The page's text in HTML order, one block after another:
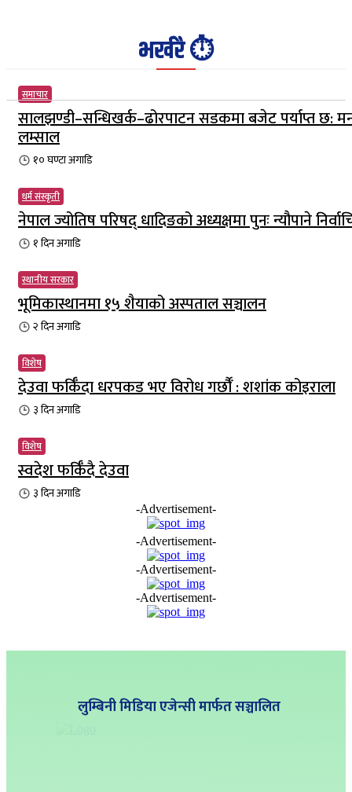
भर्खरै ⏱️
समाचार
सालझण्डी–सन्धिखर्क–ढोरपाटन सडकमा बजेट पर्याप्त छ:
लम्साल
१० घण्टाअगाडि
धर्म संस्कृती
नेपाल ज्योतिष परिषद् धादिङको अध्यक्षमा पुनः न्यौपाने
१ दिनअगाडि
स्थानीय सरकार
भूमिकास्थानमा १५ शैयाको अस्पताल सञ्चालन
२ दिनअगाडि
विशेष
देउवा फर्किँदा धरपकड भए विरोध गर्छौँं : शशांक कोइराला
३ दिनअगाडि
विशेष
स्वदेश फर्किँदै देउवा
३ दिनअगाडि
-Advertisement-
-Advertisement-
-Advertisement-
-Advertisement-
लुम्बिनी मिडिया एजेन्सी मार्फत सञ्चालित